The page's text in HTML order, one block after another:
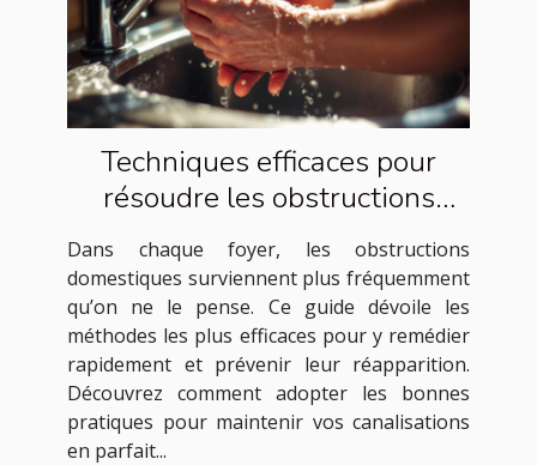
Techniques efficaces pour
résoudre les obstructions
domestiques courantes
Dans chaque foyer, les obstructions
domestiques surviennent plus fréquemment
qu’on ne le pense. Ce guide dévoile les
méthodes les plus efficaces pour y remédier
rapidement et prévenir leur réapparition.
Découvrez comment adopter les bonnes
pratiques pour maintenir vos canalisations
en parfait...